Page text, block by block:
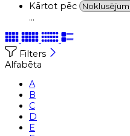
Kārtot pēc
...
Filters
Alfabēta
A
B
C
D
E